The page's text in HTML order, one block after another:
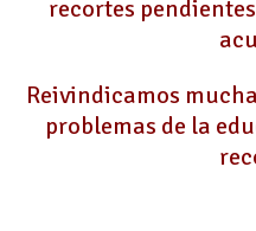
recortes
Reivindicamos
problemas de la